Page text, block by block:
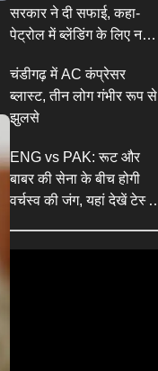
सरकार ने दी सफाई, कहा-
पेट्रोल में ब्लेंडिंग के लिए नहीं
चंडीगढ़ में AC कंप्रेसर
ब्लास्ट, तीन लोग गंभीर रूप से
झुलसे
ENG vs PAK: रूट और
बाबर की सेना के बीच होगी
वर्चस्व की जंग, यहां देखें टेस्ट